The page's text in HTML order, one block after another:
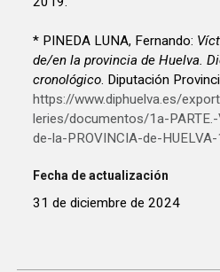
* PINEDA LUNA, Fernando:
de/en la provincia de Huelva.
cronológico. Diputación
https://www.diphuelva.es/
leries/documentos/1a-
de-la-PROVINCIA-de-
Fecha de actualización
31 de diciembre de 2024